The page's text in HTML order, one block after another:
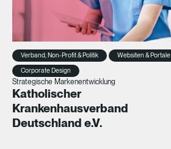
Verband, Non-Profit & Politik
Websiten & Portale
Corporate Design
Strategische Markenentwicklung
Katholischer
Krankenhausverband
Deutschland e.V.